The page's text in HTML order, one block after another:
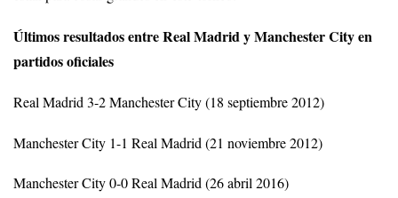
Últimos resultados entre Real Madrid y Manchester City en
partidos oficiales
Real Madrid 3-2 Manchester City (18 septiembre 2012)
Manchester City 1-1 Real Madrid (21 noviembre 2012)
Manchester City 0-0 Real Madrid (26 abril 2016)